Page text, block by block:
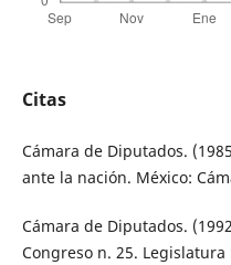
Citas
Cámara de Diputados.
ante la nación. México:
Cámara de Diputados.
Congreso n. 25.